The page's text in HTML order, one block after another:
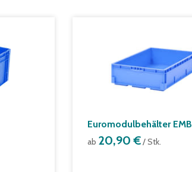
Euromodulbehälter EMB
ab 20,90 €/ Stk.